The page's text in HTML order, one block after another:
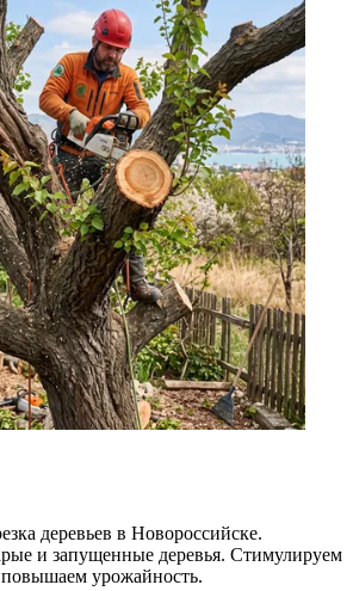
деревьев в Новороссийске.
и запущенные деревья. Стимулируем
урожайность.